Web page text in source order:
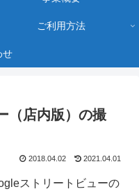
ご利用方法
せ
（店内版）の撮
2018.04.02 2021.04.01
ストリートビューの